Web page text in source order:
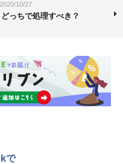
10/27
っちで処理すべき？
で